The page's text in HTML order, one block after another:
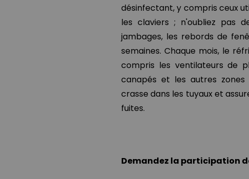
désinfectant, y compris ceux
les claviers ; n'oubliez pas
jambages, les rebords de
semaines. Chaque mois, le
compris les ventilateurs de
canapés et les autres zones
crasse dans les tuyaux et
fuites.
Demandez la participation